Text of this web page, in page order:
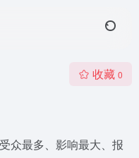
收藏 0
众最多、影响最大、报